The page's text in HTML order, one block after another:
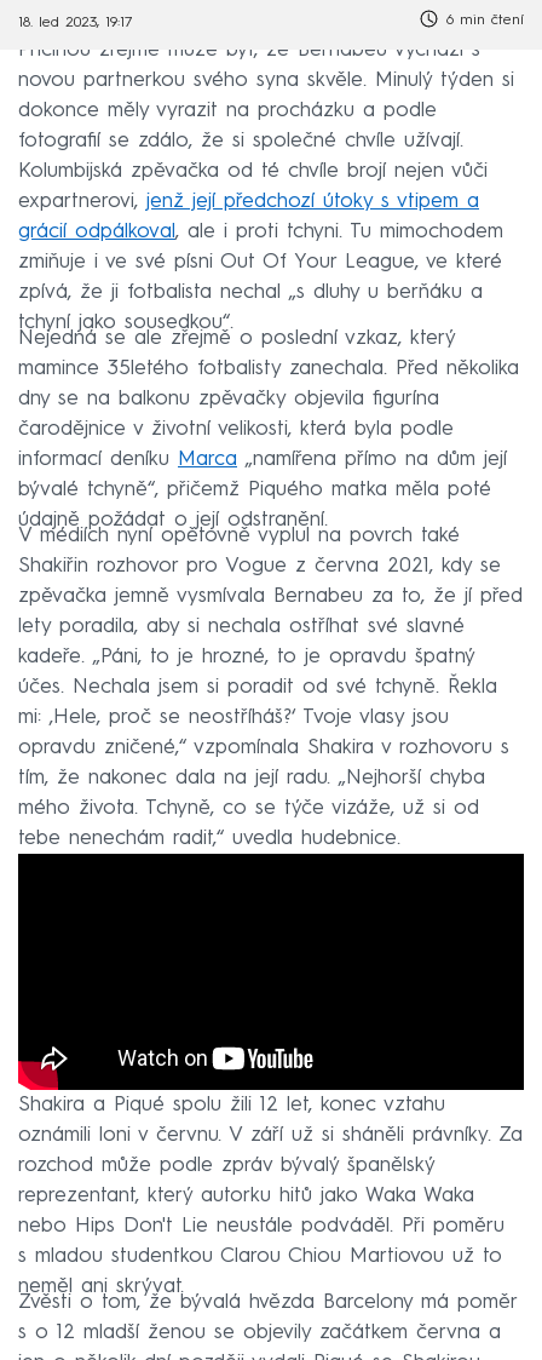
18. led 2023, 19:17 6 min čtení
Příčinou zřejmě může být, že Bernabeu vychází s
novou partnerkou svého syna skvěle. Minulý týden si
dokonce měly vyrazit na procházku a podle
fotografií se zdálo, že si společné chvíle užívají.
Kolumbijská zpěvačka od té chvíle brojí nejen vůči
expartnerovi, jenž její předchozí útoky s vtipem a
grácií odpálkoval , ale i proti tchyni. Tu mimochodem
zmiňuje i ve své písni Out Of Your League, ve které
zpívá, že ji fotbalista nechal „s dluhy u berňáku a
tchyní jako sousedkou“.
Nejedná se ale zřejmě o poslední vzkaz, který
mamince 35letého fotbalisty zanechala. Před několika
dny se na balkonu zpěvačky objevila figurína
čarodějnice v životní velikosti, která byla podle
informací deníku
Marca „namířena přímo na dům její
bývalé tchyně“, přičemž Piquého matka měla poté
údajně požádat o její odstranění.
V médiích nyní opětovně vyplul na povrch také
Shakiřin rozhovor pro Vogue z června 2021, kdy se
zpěvačka jemně vysmívala Bernabeu za to, že jí před
lety poradila, aby si nechala ostříhat své slavné
kadeře. „Páni, to je hrozné, to je opravdu špatný
účes. Nechala jsem si poradit od své tchyně. Řekla
mi: ‚Hele, proč se neostříháš?‘ Tvoje vlasy jsou
opravdu zničené,“ vzpomínala Shakira v rozhovoru s
tím, že nakonec dala na její radu. „Nejhorší chyba
mého života. Tchyně, co se týče vizáže, už si od
tebe nenechám radit,“ uvedla hudebnice.
Shakira a Piqué spolu žili 12 let, konec vztahu
oznámili loni v červnu. V září už si sháněli právníky. Za
rozchod může podle zpráv bývalý španělský
reprezentant, který autorku hitů jako Waka Waka
nebo Hips Don't Lie neustále podváděl. Při poměru
s mladou studentkou Clarou Chiou Martiovou už to
neměl ani skrývat.
Zvěsti o tom, že bývalá hvězda Barcelony má poměr
s o 12 mladší ženou se objevily začátkem června a